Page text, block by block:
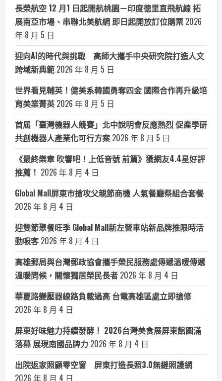
長榮航空 12 月1 日起開航桃園－印度德里直飛航線 拓
展南亞市場、串聯北美航網 即日起開放訂位購票 2026
年 8 月 5 日
迎向AI的時代與挑戰 高師大攜手中央研究院打造人文
跨域新典範 2026 年 8 月 5 日
世界看見輔英！健美系韓國勇奪四金 國際合作再升級培
育美業菁英 2026 年 8 月 5 日
首屆「臺灣機器人競賽」北中說明會反應熱烈 促產學研
共創機器人產業化可行方案 2026 年 8 月 5 日
《最終樂章 吹響吧！上低音號 前篇》獲網友4.4星好評
推薦！ 2026 年 8 月 4 日
Global Mall屏東市搶攻父親節商機 人氣餐廳祭組合套餐
2026 年 8 月 4 日
迎雙節聚餐旺季 Global Mall新左營車站新品牌推限時活
動吸客 2026 年 8 月 4 日
高雄郵局與台灣郵政協會攜手榮民服務處傳遞溫暖傳遞
溫暖問候，關懷獨居榮民長者 2026 年 8 月 4 日
華夏路變壓器線路負載過高 台電高雄區處立即搶修
2026 年 8 月 4 日
屏東好味魅力持續發酵！ 2026台灣美食展屏東館圓滿
落幕 展現南國品牌力 2026 年 8 月 4 日
出院返家照顧零空窗 屏東打造長照3.0無縫照護網
2026 年 8 月 4 日